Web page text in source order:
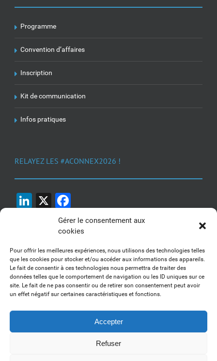
Gérer le consentement aux
cookies
Pour offrir les meilleures expériences, nous utilisons des technologies telles
que les cookies pour stocker et/ou accéder aux informations des appareils.
Le fait de consentir à ces technologies nous permettra de traiter des
données telles que le comportement de navigation ou les ID uniques sur ce
site. Le fait de ne pas consentir ou de retirer son consentement peut avoir
un effet négatif sur certaines caractéristiques et fonctions.
Accepter
Refuser
Programme
Convention d’affaires
Inscription
Kit de communication
Infos pratiques
RELAYEZ LES #ACONNEX2026 !
LinkedIn
X
1, 2, 3... Buzzez !
Découvrez nos kits communication